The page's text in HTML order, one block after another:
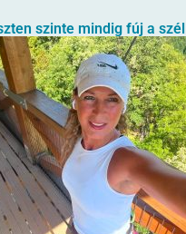
szinte mindig fúj a szél